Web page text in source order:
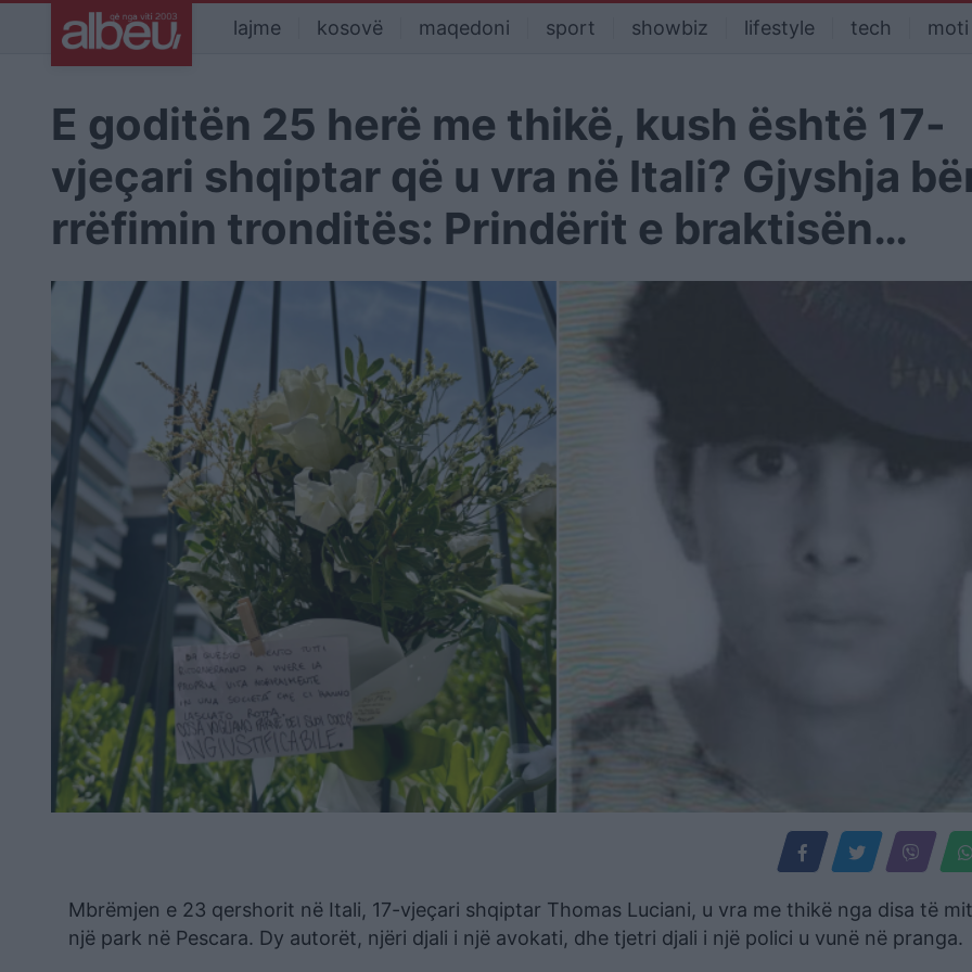
lajme kosovë maqedoni sport showbiz lifestyle tech moti
E goditën 25 herë me thikë, kush është 17-
vjeçari shqiptar që u vra në Itali? Gjyshja
rrëfimin tronditës: Prindërit e braktisën…
Mbrëmjen e 23 qershorit në Itali, 17-vjeçari shqiptar Thomas Luciani, u vra me thikë nga disa të
një park në Pescara. Dy autorët, njëri djali i një avokati, dhe tjetri djali i një polici u vunë në pranga.